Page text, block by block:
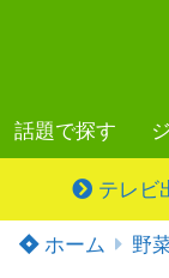
話題で探す
テレビ
ホーム 野